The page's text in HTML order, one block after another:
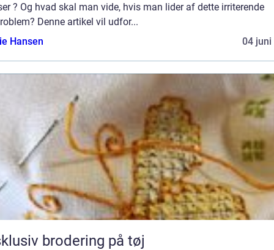
? Og hvad skal man vide, hvis man lider af dette irriterende
Denne artikel vil udfor...
Hansen
04 juni
brodering på tøj